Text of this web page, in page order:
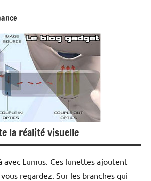
la réalité visuelle
avec Lumus. Ces lunettes ajoutent
regardez. Sur les branches qui